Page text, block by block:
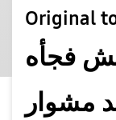
Original
فجأه
مشوار